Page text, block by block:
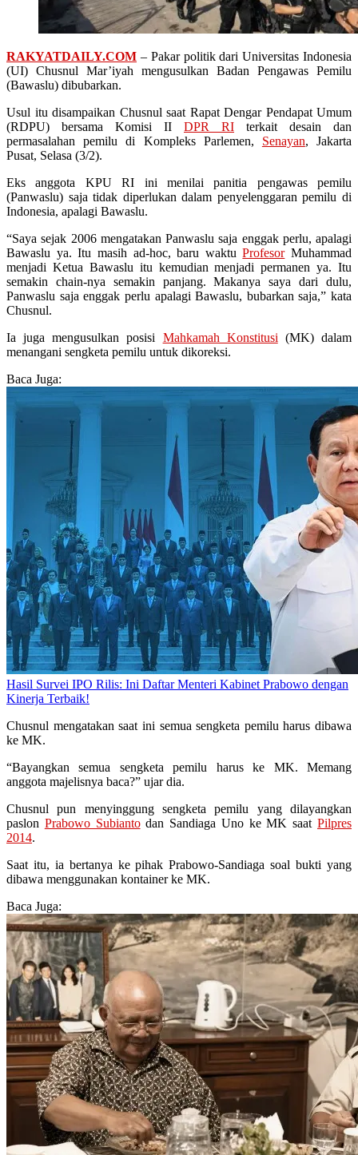
RAKYATDAILY.COM – Pakar politik dari Universitas Indonesia
(UI) Chusnul Mar’iyah mengusulkan Badan Pengawas Pemilu
(Bawaslu) dibubarkan.
Usul itu disampaikan Chusnul saat Rapat Dengar Pendapat Umum
(RDPU) bersama Komisi II DPR RI terkait desain dan
permasalahan pemilu di Kompleks Parlemen, Senayan, Jakarta
Pusat, Selasa (3/2).
Eks anggota KPU RI ini menilai panitia pengawas pemilu
(Panwaslu) saja tidak diperlukan dalam penyelenggaran pemilu di
Indonesia, apalagi Bawaslu.
“Saya sejak 2006 mengatakan Panwaslu saja enggak perlu, apalagi
Bawaslu ya. Itu masih ad-hoc, baru waktuProfesorMuhammad
menjadi Ketua Bawaslu itu kemudian menjadi permanen ya. Itu
semakin chain-nya semakin panjang. Makanya saya dari dulu,
Panwaslu saja enggak perlu apalagi Bawaslu, bubarkan saja,” kata
Chusnul.
Ia juga mengusulkan posisi Mahkamah Konstitusi (MK) dalam
menangani sengketa pemilu untuk dikoreksi.
Baca Juga:
Hasil Survei IPO Rilis: Ini Daftar Menteri Kabinet Prabowo dengan
Kinerja Terbaik!
Chusnul mengatakan saat ini semua sengketa pemilu harus dibawa
ke MK.
“Bayangkan semua sengketa pemilu harus ke MK. Memang
anggota majelisnya baca?” ujar dia.
Chusnul pun menyinggung sengketa pemilu yang dilayangkan
paslon Prabowo Subiantodan Sandiaga Uno ke MK saatPilpres
2014.
Saat itu, ia bertanya ke pihak Prabowo-Sandiaga soal bukti yang
dibawa menggunakan kontainer ke MK.
Baca Juga: